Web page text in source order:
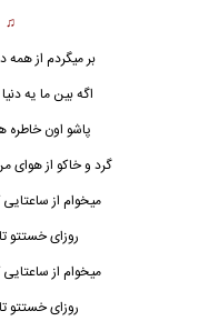
بر میگردم از همه
اگه بین ما یه
پاشو اون خاطره
گرد و خاکو از هوای
میخوام از
روزای خستتو
میخوام از
روزای خستتو